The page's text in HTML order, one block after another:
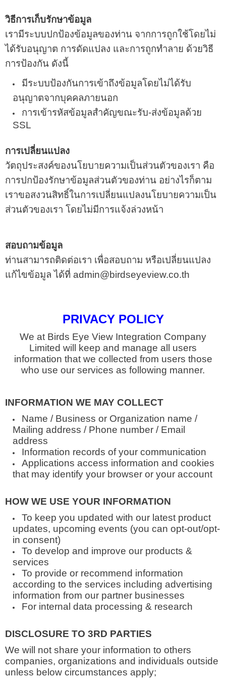
วิธีการเก็บรักษาข้อมูล
เรามีระบบปกป้องข้อมูลของท่าน จากการถูกใช้โดยไม่
ได้รับอนุญาต การดัดแปลง และการถูกทำลาย ด้วยวิธี
การป้องกัน ดังนี้
มีระบบป้องกันการเข้าถึงข้อมูลโดยไม่ได้รับ
อนุญาตจากบุคคลภายนอก
การเข้ารหัสข้อมูลสำคัญขณะรับ-ส่งข้อมูลด้วย
SSL
การเปลี่ยนแปลง
วัตถุประสงค์ของนโยบายความเป็นส่วนตัวของเรา คือ
การปกป้องรักษาข้อมูลส่วนตัวของท่าน อย่างไรก็ตาม
เราขอสงวนสิทธิ์ในการเปลี่ยนแปลงนโยบายความเป็น
ส่วนตัวของเรา โดยไม่มีการแจ้งล่วงหน้า
สอบถามข้อมูล
ท่านสามารถติดต่อเรา เพื่อสอบถาม หรือเปลี่ยนแปลง
แก้ไขข้อมูล ได้ที่ admin@birdseyeview.co.th
PRIVACY POLICY
We at Birds Eye View Integration Company
Limited will keep and manage all users
information that we collected from users those
who use our services as following manner.
INFORMATION WE MAY COLLECT
Name / Business or Organization name /
Mailing address / Phone number / Email
address
Information records of your communication
Applications access information and cookies
that may identify your browser or your account
HOW WE USE YOUR INFORMATION
To keep you updated with our latest product
updates, upcoming events (you can opt-out/opt-
in consent)
To develop and improve our products &
services
To provide or recommend information
according to the services including advertising
information from our partner businesses
For internal data processing & research
DISCLOSURE TO 3RD PARTIES
We will not share your information to others
companies, organizations and individuals outside
unless below circumstances apply;